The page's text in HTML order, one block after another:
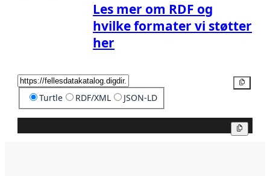
Les mer om RDF og
hvilke formater vi støtter
her
Turtle RDF/XML JSON-LD